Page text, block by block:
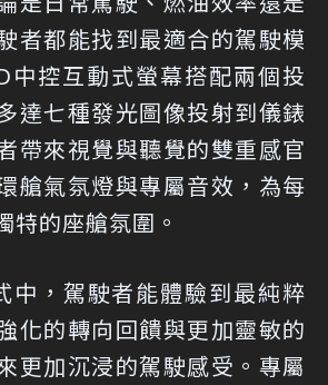
者都能找到最適合的駕駛模
中控互動式螢幕搭配兩個投
達七種發光圖像投射到儀錶
帶來視覺與聽覺的雙重感官
艙氣氛燈與專屬音效，為每
特的座艙氛圍。
中，駕駛者能體驗到最純粹
化的轉向回饋與更加靈敏的
更加沉浸的駕駛感受。專屬